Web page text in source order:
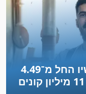
11 מיליון קונים